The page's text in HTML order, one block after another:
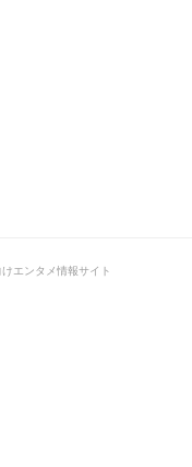
エンタメ情報サイト